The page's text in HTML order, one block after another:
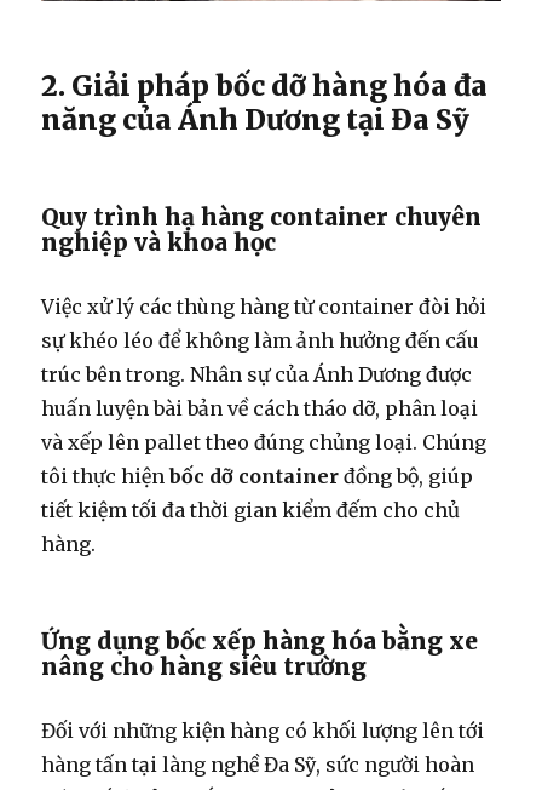
2. Giải pháp bốc dỡ hàng hóa đa
năng của Ánh Dương tại Đa Sỹ
Quy trình hạ hàng container chuyên
nghiệp và khoa học
Việc xử lý các thùng hàng từ container đòi hỏi
sự khéo léo để không làm ảnh hưởng đến cấu
trúc bên trong. Nhân sự của Ánh Dương được
huấn luyện bài bản về cách tháo dỡ, phân loại
và xếp lên pallet theo đúng chủng loại. Chúng
tôi thực hiệnbốc dỡ container đồng bộ, giúp
tiết kiệm tối đa thời gian kiểm đếm cho chủ
hàng.
Ứng dụng bốc xếp hàng hóa bằng xe
nâng cho hàng siêu trường
Đối với những kiện hàng có khối lượng lên tới
hàng tấn tại làng nghề Đa Sỹ, sức người hoàn